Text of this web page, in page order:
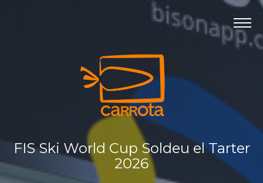
DARRERS TREBALLS
SERVEIS
CONTACTE
FIS Ski World Cup Soldeu el Tarter
2026